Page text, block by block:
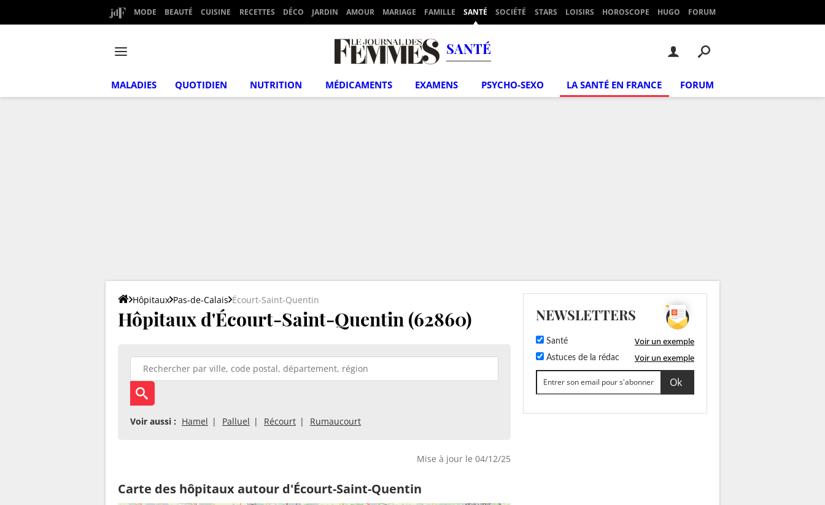
MODE BEAUTÉ CUISINE RECETTES DÉCO JARDIN AMOUR MARIAGE FAMILLE SANTÉ SOCIÉTÉ STARS LOISIRS HOROSCOPE HUGO FORUM
SANTÉ
MALADIES QUOTIDIEN NUTRITION MÉDICAMENTS EXAMENS PSYCHO-SEXO LA SANTÉ EN FRANCE FORUM
Hôpitaux Pas-de-Calais Écourt-Saint-Quentin
Hôpitaux d'Écourt-Saint-Quentin (62860)
Voir aussi : Hamel Palluel Récourt Rumaucourt
Mise à jour le 04/12/25
Carte des hôpitaux autour d'Écourt-Saint-Quentin
NEWSLETTERS
Santé Voir un exemple
Astuces de la rédac Voir un exemple